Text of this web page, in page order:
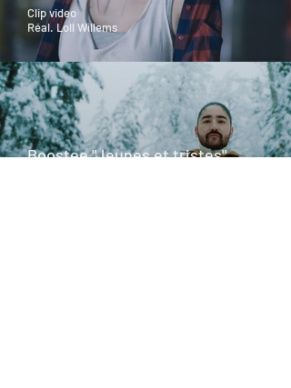
Clip video
Réal. Loll Willems
Boostee "Jeunes et tristes"